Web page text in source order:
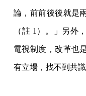
論，前前後後就是
（註 1）。」另外
電視制度，改革也
有立場，找不到共